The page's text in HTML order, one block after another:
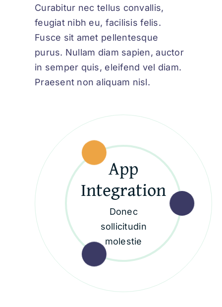
Curabitur nec tellus convallis,
feugiat nibh eu, facilisis felis.
Fusce sit amet pellentesque
purus. Nullam diam sapien, auctor
in semper quis, eleifend vel diam.
Praesent non aliquam nisl.
App
Integration
Donec
sollicitudin
molestie